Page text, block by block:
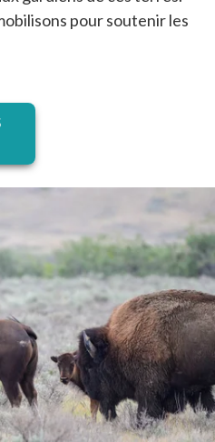
pour soutenir les
un nouvel onglet